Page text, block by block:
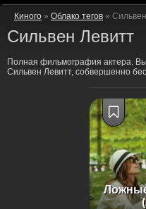
Киного » Облако тегов »
Сильвен Левитт
Полная фильмография актера.
Сильвен Левитт, собвершенно